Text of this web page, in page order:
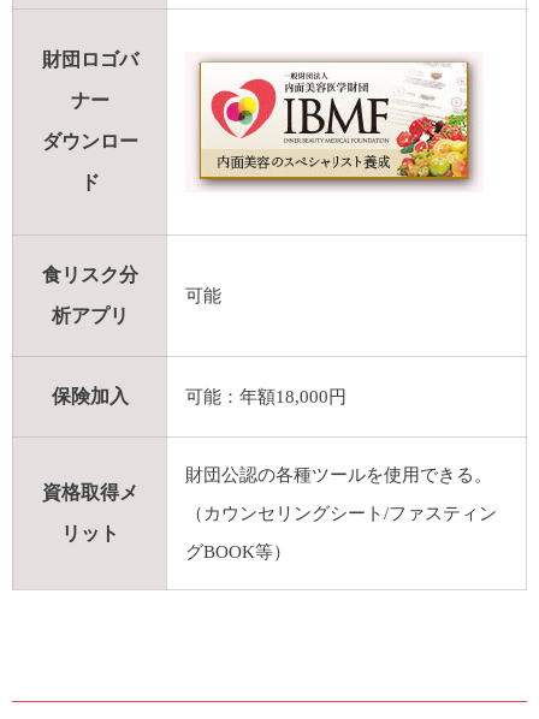
財団ロゴバ
ナー
ダウンロー
ド
食リスク分
析アプリ
可能
保険加入 可能：年額18,000円
資格取得メ
リット
財団公認の各種ツールを使用できる。
（カウンセリングシート/ファスティン
グBOOK等）